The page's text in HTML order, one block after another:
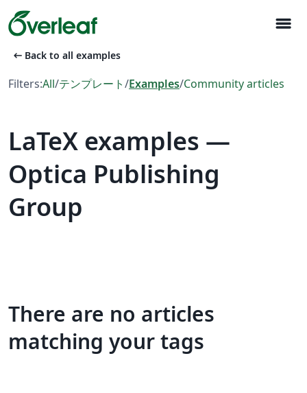
menu
arrow_left_alt Back to all examples
Filters:All/テンプレート/Examples/Community articles
LaTeX examples —
Optica Publishing
Group
There are no articles
matching your tags